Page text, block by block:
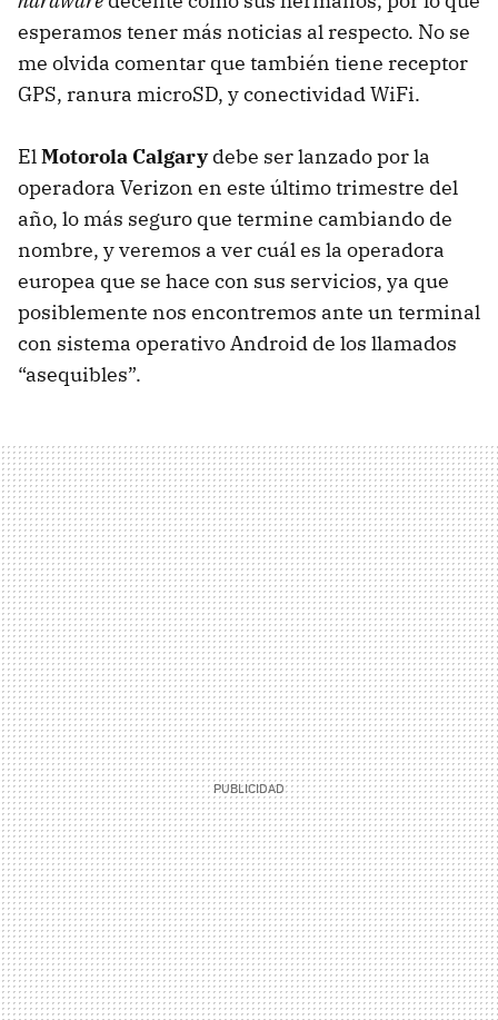
esperamos tener más noticias al respecto. No se
me olvida comentar que también tiene receptor
GPS, ranura microSD, y conectividad WiFi.
ElMotorola Calgarydebe ser lanzado por la
operadora Verizon en este último trimestre del
año, lo más seguro que termine cambiando de
nombre, y veremos a ver cuál es la operadora
europea que se hace con sus servicios, ya que
posiblemente nos encontremos ante un terminal
con sistema operativo Android de los llamados
“asequibles”.